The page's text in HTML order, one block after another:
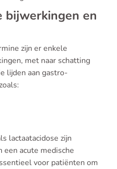
bijwerkingen en
zijn er enkele
met naar schatting
lijden aan gastro-
lactaatacidose zijn
een acute medische
voor patiënten om